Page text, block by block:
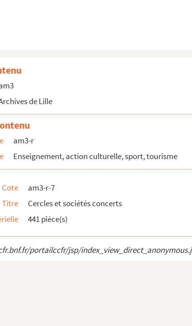
de Lille
am3-r
Enseignement, action culturelle, sport, tourisme
Cote
am3-r-7
Titre
Cercles et sociétés concerts
441 pièce(s)
portailccfr/jsp/